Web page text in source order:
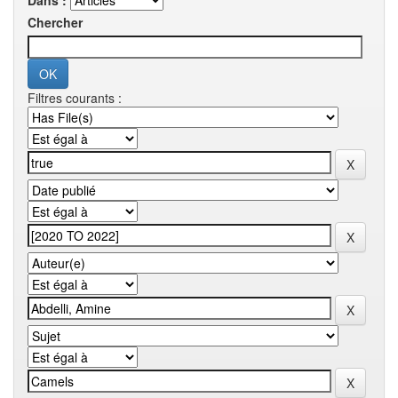
Chercher
Filtres courants :